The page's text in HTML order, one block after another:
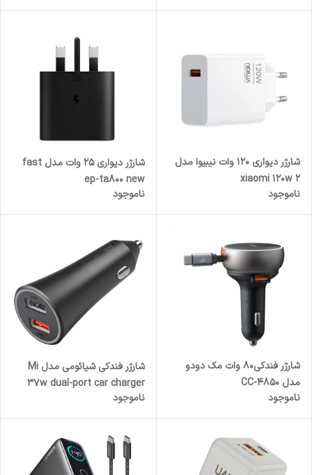
شارژر دیواری 120 وات نیبیوا مدل
xiaomi 120w 2
ناموجود
شارژر دیواری 25 وات مدل fast
ep-ta800 new
ناموجود
شارژر فندکی80 وات مک دودو
مدل CC-4850
ناموجود
شارژر فندکی شیائومی مدل Mi
37w dual-port car charger
ناموجود